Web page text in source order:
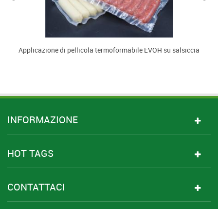
Applicazione di pellicola termoformabile EVOH su salsiccia
INFORMAZIONE
HOT TAGS
CONTATTACI